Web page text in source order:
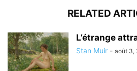
RELATED
L’étrange
Stan Muir - août 3,